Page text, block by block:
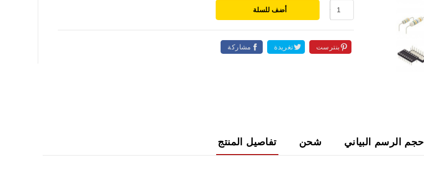
أضف للسلة
مشاركة تغريدة بنترست
تفاصيل المنتج شحن حجم الرسم البياني